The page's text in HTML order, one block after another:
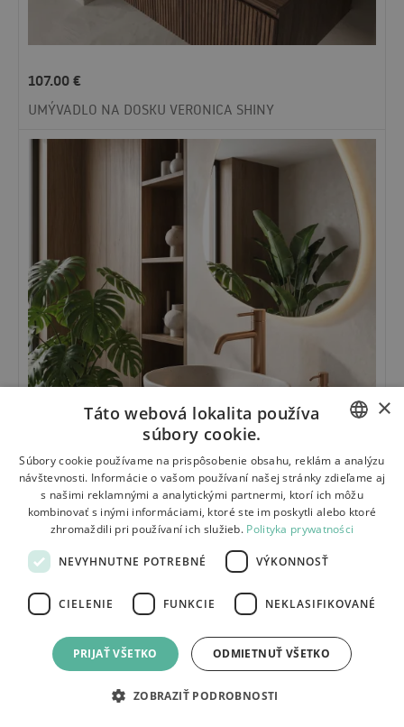
107.00€
UMÝVADLO NA DOSKU VERONICA SHINY
75.00€
UMÝVADLO NA DOSKU MIRA GREIGE
POLISH
CZECH
ITALIAN
LITHUANIAN
GERMAN
×
Táto webová lokalita používa
súbory cookie.
Súbory cookie používame na prispôsobenie obsahu, reklám a analýzu
návštevnosti. Informácie o vašom používaní našej stránky zdieľame aj
s našimi reklamnými a analytickými partnermi, ktorí ich môžu
kombinovať s inými informáciami, ktoré ste im poskytli alebo ktoré
zhromaždili pri používaní ich služieb. Polityka prywatności
NEVYHNUTNE POTREBNÉ VÝKONNOSŤ
CIELENIE FUNKCIE NEKLASIFIKOVANÉ
PRIJAŤ VŠETKO ODMIETNUŤ VŠETKO
ZOBRAZIŤ PODROBNOSTI